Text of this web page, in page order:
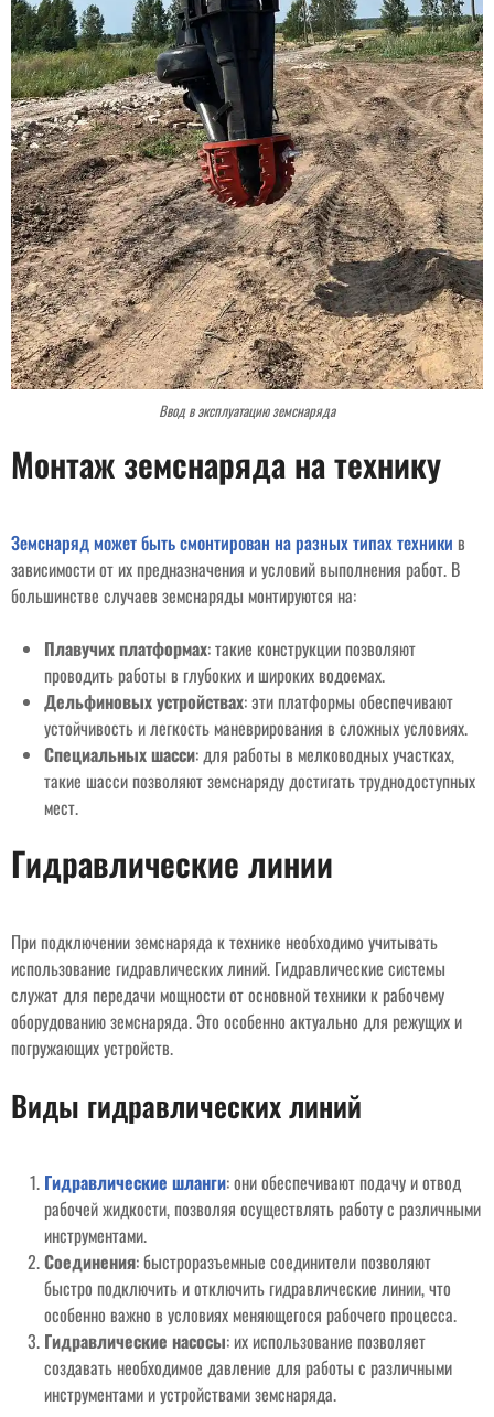
Ввод в эксплуатацию земснаряда
Монтаж земснаряда на технику
Земснаряд может быть смонтирован на разных типах техники в
зависимости от их предназначения и условий выполнения работ. В
большинстве случаев земснаряды монтируются на:
Плавучих платформах: такие конструкции позволяют
проводить работы в глубоких и широких водоемах.
Дельфиновых устройствах: эти платформы обеспечивают
устойчивость и легкость маневрирования в сложных условиях.
Специальных шасси: для работы в мелководных участках,
такие шасси позволяют земснаряду достигать труднодоступных
мест.
Гидравлические линии
При подключении земснаряда к технике необходимо учитывать
использование гидравлических линий. Гидравлические системы
служат для передачи мощности от основной техники к рабочему
оборудованию земснаряда. Это особенно актуально для режущих и
погружающих устройств.
Виды гидравлических линий
Гидравлические шланги: они обеспечивают подачу и отвод
рабочей жидкости, позволяя осуществлять работу с различными
инструментами.
Соединения: быстроразъемные соединители позволяют
быстро подключить и отключить гидравлические линии, что
особенно важно в условиях меняющегося рабочего процесса.
Гидравлические насосы: их использование позволяет
создавать необходимое давление для работы с различными
инструментами и устройствами земснаряда.